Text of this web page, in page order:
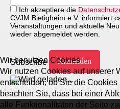
Ich akzeptiere die
CVJM Bietigheim e.V. informiert
Veranstaltungen und aktuelle
wieder abgemeldet werden.
Subscribe
Wir benutzen Cookies
Wir nutzen Cookies auf unserer
entscheiden, ob Sie die
beachten Sie, dass bei einer
alle Funktionalitäten der Seite